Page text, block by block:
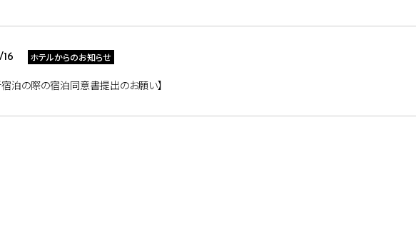
ホテルからのお知らせ
宿泊の際の宿泊同意書提出のお願い】